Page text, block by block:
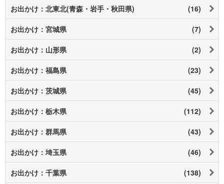
お出かけ：北東北(青森・岩手・秋田県) (16)
お出かけ：宮城県 (7)
お出かけ：山形県 (2)
お出かけ：福島県 (23)
お出かけ：茨城県 (45)
お出かけ：栃木県 (112)
お出かけ：群馬県 (43)
お出かけ：埼玉県 (46)
お出かけ：千葉県 (138)